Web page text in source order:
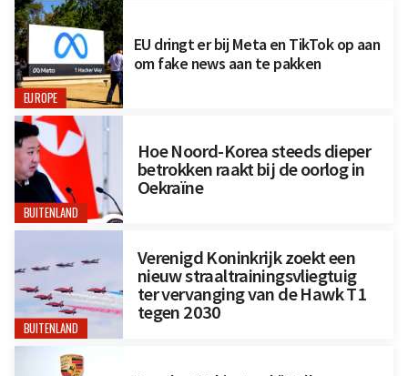
EUROPE
EU dringt er bij Meta en TikTok op aan
om fake news aan te pakken
BUITENLAND
Hoe Noord-Korea steeds dieper
betrokken raakt bij de oorlog in
Oekraïne
BUITENLAND
Verenigd Koninkrijk zoekt een
nieuw straaltrainingsvliegtuig
ter vervanging van de Hawk T1
tegen 2030